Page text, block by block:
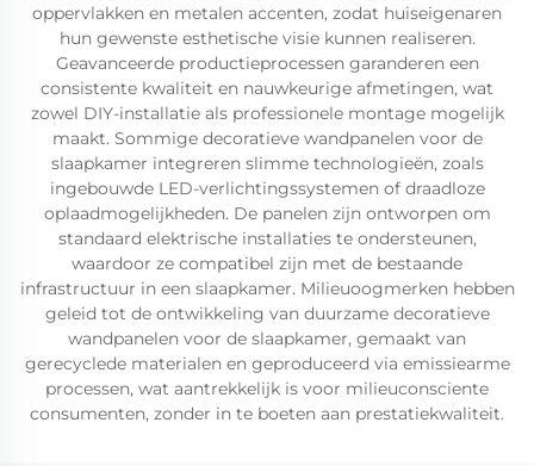
oppervlakken en metalen accenten, zodat huiseigenaren
hun gewenste esthetische visie kunnen realiseren.
Geavanceerde productieprocessen garanderen een
consistente kwaliteit en nauwkeurige afmetingen, wat
zowel DIY-installatie als professionele montage mogelijk
maakt. Sommige decoratieve wandpanelen voor de
slaapkamer integreren slimme technologieën, zoals
ingebouwde LED-verlichtingssystemen of draadloze
oplaadmogelijkheden. De panelen zijn ontworpen om
standaard elektrische installaties te ondersteunen,
waardoor ze compatibel zijn met de bestaande
infrastructuur in een slaapkamer. Milieuoogmerken hebben
geleid tot de ontwikkeling van duurzame decoratieve
wandpanelen voor de slaapkamer, gemaakt van
gerecyclede materialen en geproduceerd via emissiearme
processen, wat aantrekkelijk is voor milieuconsciente
consumenten, zonder in te boeten aan prestatiekwaliteit.